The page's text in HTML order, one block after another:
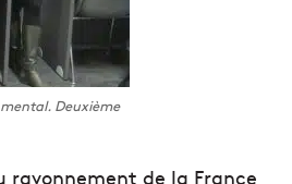
Deuxième
de la France